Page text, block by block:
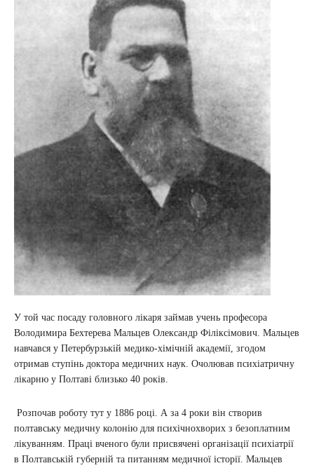
У той час посаду головного лікаря займав учень професора
Володимира Бехтерева Мальцев Олександр Філіксімович. Мальцев
навчався у Петербурзькій медико-хімічній академії, згодом
отримав ступінь доктора медичних наук. Очолював психіатричну
лікарню у Полтаві близько 40 років.
Розпочав роботу тут у 1886 році. А за 4 роки він створив
полтавську медичну колонію для психічнохворих з безоплатним
лікуванням. Праці вченого були присвячені організації психіатрії
в Полтавській губерній та питанням медичної історії. Мальцев